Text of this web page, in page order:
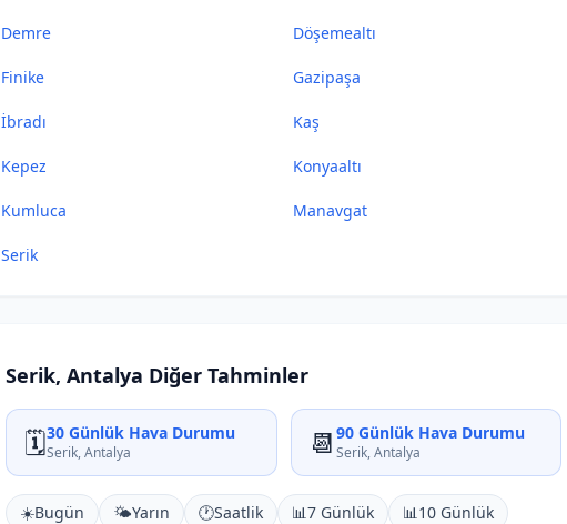
Demre Döşemealtı
Finike Gazipaşa
İbradı Kaş
Kepez Konyaaltı
Kumluca Manavgat
Serik
Serik, Antalya Diğer Tahminler
🗓️30 Günlük Hava Durumu
Serik, Antalya 📆 90 Günlük Hava Durumu
Serik, Antalya
☀️Bugün 🌤️Yarın 🕐Saatlik 📊7 Günlük 📊10 Günlük